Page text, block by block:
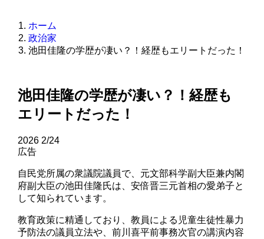
ホーム
政治家
池田佳隆の学歴が凄い？！経歴もエリートだった！
池田佳隆の学歴が凄い？！経歴も
エリートだった！
2026 2/24
広告
自民党所属の衆議院議員で、元文部科学副大臣兼内閣
府副大臣の池田佳隆氏は、安倍晋三元首相の愛弟子と
して知られています。
教育政策に精通しており、教員による児童生徒性暴力
予防法の議員立法や、前川喜平前事務次官の講演内容